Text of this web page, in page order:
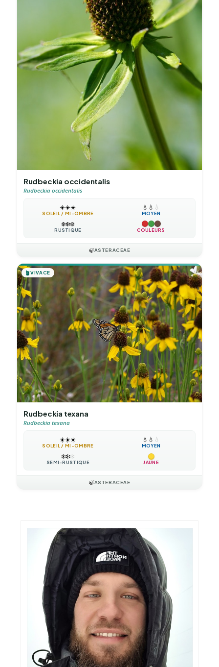
Rudbeckia occidentalis
Rudbeckia occidentalis
☀️☀️☀️
SOLEIL / MI-OMBRE
💧 💧 💧
MOYEN
❄️❄️❄️
RUSTIQUE COULEURS
🍃ASTERACEAE
🪴VIVACE
Rudbeckia texana
Rudbeckia texana
☀️☀️☀️
SOLEIL / MI-OMBRE
💧 💧 💧
MOYEN
❄️❄️❄️
SEMI-RUSTIQUE JAUNE
🍃ASTERACEAE